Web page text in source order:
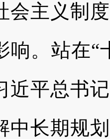
会主义制
响。站在“
近平总书
中长期规